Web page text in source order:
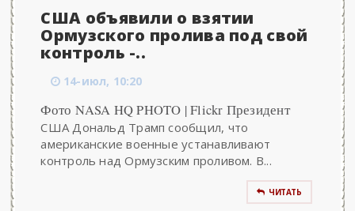
США объявили о взятии
Ормузского пролива под свой
контроль -..
14-июл, 10:20
Фото NASA HQ PHOTO | Flickr Президент
США Дональд Трамп сообщил, что
американские военные устанавливают
контроль над Ормузским проливом. В...
ЧИТАТЬ